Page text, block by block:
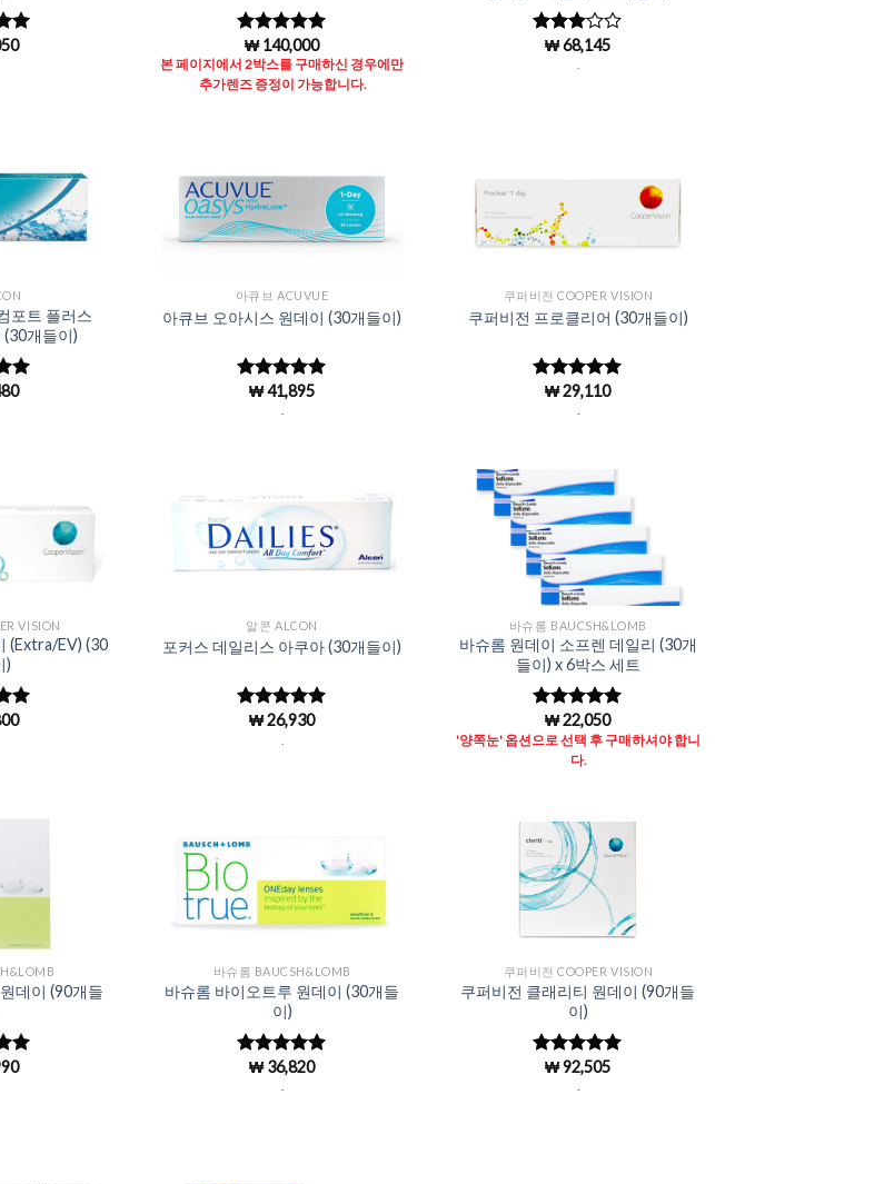
5 중에서
4.97로 평
가됨
₩140,000
본 페이지에서 2박스를 구매하신 경우에만
추가렌즈 증정이 가능합니다.
5 중에
로
₩68,145
Add to
Wishlist
포트 플러스
개들이)
Add to
Wishlist
아큐브 ACUVUE
아큐브 오아시스 원데이 (30개들이)
5 중에서
로 평
₩41,895
Add to
Wishlist
쿠퍼비전 COOPER VISION
쿠퍼비전 프로클리어 (30개들이)
5 중에서
로 평
₩29,110
Add to
Wishlist
VISION
(Extra/EV) (30
)
알콘 ALCON
포커스 데일리스 아쿠아 (30개들이)
5 중에서
로 평
₩26,930
바슈롬 BAUCSH&LOMB
바슈롬 원데이 소프렌 데일리 (30개
들이) x 6박스 세트
5 중에서
4.96로 평
₩22,050
'양쪽눈' 옵션으로 선택 후 구매하셔야 합니
다.
데이 (90개들
Add to
바슈롬 BAUCSH&LOMB
바슈롬 바이오트루 원데이 (30개들
이)
5 중에서
로 평
₩36,820
쿠퍼비전 COOPER VISION
쿠퍼비전 클래리티 원데이 (90개들
이)
5 중에서
로 평가됨
₩92,505